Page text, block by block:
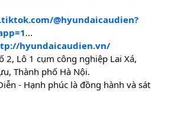
@hyundaicaudien?
...
hyundaicaudien.vn/
2, Lô 1 cụm công nghiệp Lai Xá,
Thành phố Hà Nội.
- Hạnh phúc là đồng hành và sát